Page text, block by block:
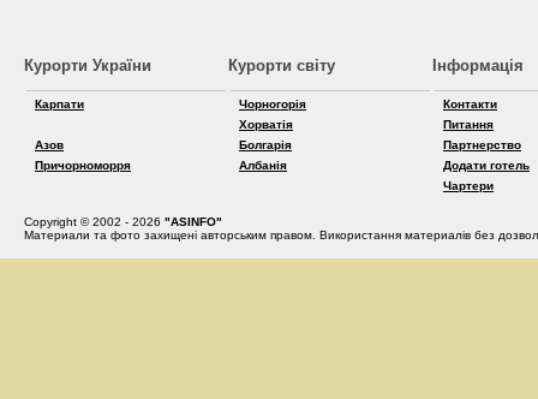
Курорти України
Карпати
Азов
Причорноморря
Курорти світу
Чорногорія
Хорватія
Болгарія
Албанія
Інформація
Контакти
Питання
Партнерство
Додати готель
Чартери
Copyright © 2002 - 2026 "ASINFO"
Материали та фото захищені авторським правом. Використання материалів без